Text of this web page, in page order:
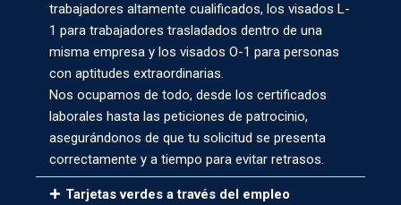
trabajadores altamente cualificados, los visados L-
1 para trabajadores trasladados dentro de una
misma empresa y los visados O-1 para personas
con aptitudes extraordinarias.
Nos ocupamos de todo, desde los certificados
laborales hasta las peticiones de patrocinio,
asegurándonos de que tu solicitud se presenta
correctamente y a tiempo para evitar retrasos.
Tarjetas verdes a través del empleo